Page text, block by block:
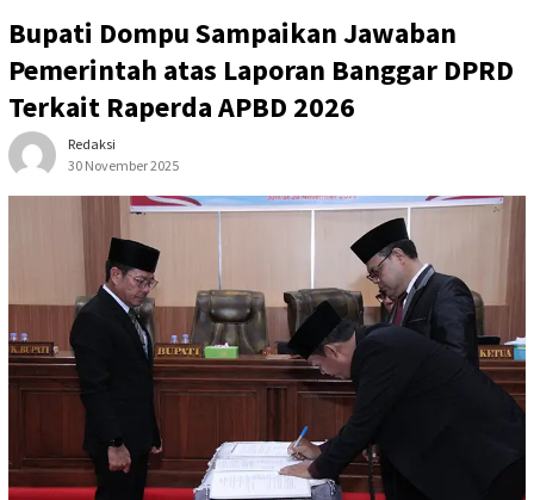
Bupati Dompu Sampaikan Jawaban
Pemerintah atas Laporan Banggar DPRD
Terkait Raperda APBD 2026
Redaksi
30 November 2025